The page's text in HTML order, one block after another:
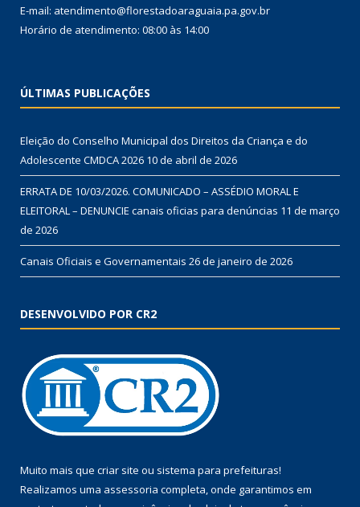
E-mail: atendimento@florestadoaraguaia.pa.gov.br
Horário de atendimento: 08:00 às 14:00
ÚLTIMAS PUBLICAÇÕES
Eleição do Conselho Municipal dos Direitos da Criança e do
Adolescente CMDCA 2026 10 de abril de 2026
ERRATA DE 10/03/2026. COMUNICADO – ASSÉDIO MORAL E
ELEITORAL – DENUNCIE canais oficias para denúncias 11 de março
de 2026
Canais Oficiais e Governamentais 26 de janeiro de 2026
DESENVOLVIDO POR CR2
Muito mais que criar site ou sistema para prefeituras!
Realizamos uma assessoria completa, onde garantimos em